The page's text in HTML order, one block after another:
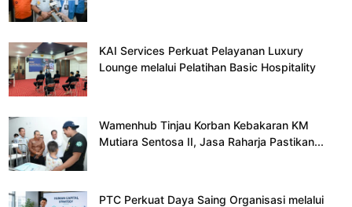
KAI Services Perkuat Pelayanan Luxury
Lounge melalui Pelatihan Basic Hospitality
Wamenhub Tinjau Korban Kebakaran KM
Mutiara Sentosa II, Jasa Raharja Pastikan...
PTC Perkuat Daya Saing Organisasi melalui